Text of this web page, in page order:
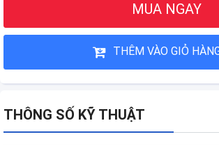
MUA NGAY
THÊM VÀO GIỎ
THÔNG SỐ KỸ THUẬT